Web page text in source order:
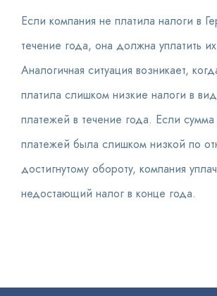
Если компания не платила налоги в
течение года, она должна уплатить
Аналогичная ситуация возникает,
платила слишком низкие налоги в
платежей в течение года. Если сумма
платежей была слишком низкой по
достигнутому обороту, компания
недостающий налог в конце года.